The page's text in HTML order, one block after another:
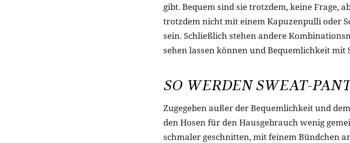
gibt. Bequem sind sie trotzdem, keine Frage,
trotzdem nicht mit einem Kapuzenpulli oder
sein. Schließlich stehen andere
sehen lassen können und Bequemlichkeit mit
SO WERDEN SWEAT-
Zugegeben außer der Bequemlichkeit und
den Hosen für den Hausgebrauch wenig
schmaler geschnitten, mit feinem Bündchen